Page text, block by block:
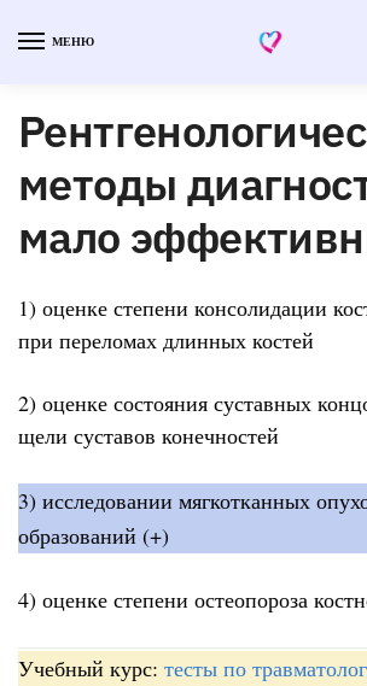
МЕНЮ
методы
мало
1) оценке степени консолидации
при переломах длинных костей
2) оценке состояния суставных
щели суставов конечностей
3) исследовании мягкотканных
образований (+)
4) оценке степени остеопороза
Учебный курс: тесты по